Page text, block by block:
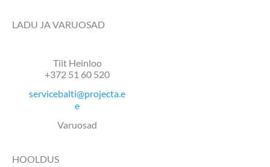
LADU JA VARUOSAD
Tiit Heinloo
+372 51 60 520
servicebalti@projecta.e
e
Varuosad
HOOLDUS